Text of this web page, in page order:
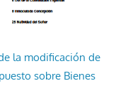
la modificación de
sobre Bienes